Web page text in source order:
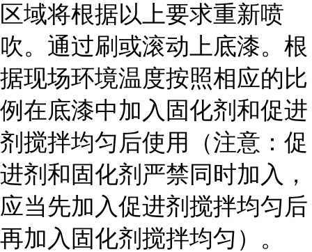
区域将根据以上要求重新喷
吹。通过刷或滚动上底漆。根
据现场环境温度按照相应的比
例在底漆中加入固化剂和促进
剂搅拌均匀后使用（注意：促
进剂和固化剂严禁同时加入，
应当先加入促进剂搅拌均匀后
再加入固化剂搅拌均匀）。